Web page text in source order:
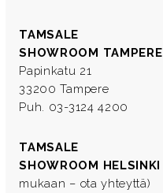
TAMSALE
SHOWROOM TAMPERE
Papinkatu 21
33200 Tampere
Puh. 03-3124 4200
TAMSALE
SHOWROOM HELSINKI
mukaan – ota yhteyttä)